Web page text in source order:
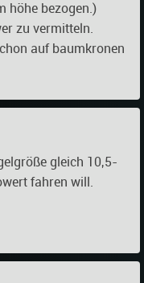
höhe bezogen.)
zu vermitteln.
auf baumkronen
gleich 10,5-
fahren will.